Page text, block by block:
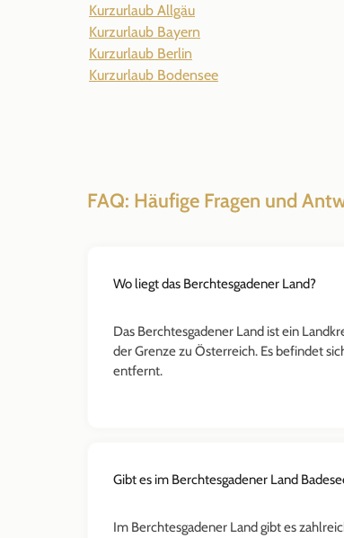
Kurzurlaub Allgäu
Kurzurlaub Bayern
Kurzurlaub Berlin
Kurzurlaub Bodensee
FAQ: Häufige Fragen und
Wo liegt das Berchtesgadener Land?
Das Berchtesgadener Land ist ein
der Grenze zu Österreich. Es befindet
entfernt.
Gibt es im Berchtesgadener Land
Im Berchtesgadener Land gibt es